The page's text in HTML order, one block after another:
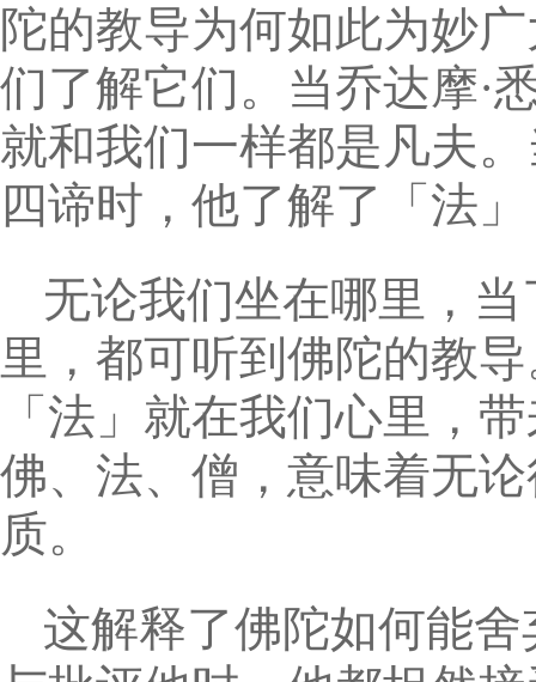
陀的教导为何如此为妙
们了解它们。当乔达摩·
就和我们一样都是凡夫
四谛时，他了解了「法
无论我们坐在哪里，
里，都可听到佛陀的教
「法」就在我们心里，
佛、法、僧，意味着无
质。
这解释了佛陀如何能